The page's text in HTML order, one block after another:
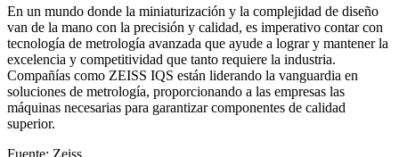
En un mundo donde la miniaturización y la complejidad de diseño
van de la mano con la precisión y calidad, es imperativo contar con
tecnología de metrología avanzada que ayude a lograr y mantener la
excelencia y competitividad que tanto requiere la industria.
Compañías como ZEISS IQS están liderando la vanguardia en
soluciones de metrología, proporcionando a las empresas las
máquinas necesarias para garantizar componentes de calidad
superior.
Fuente: Zeiss